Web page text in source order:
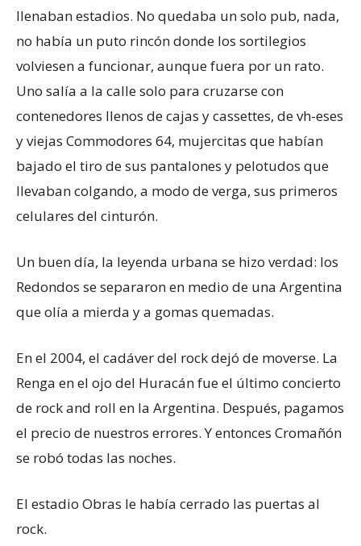
llenaban estadios. No quedaba un solo pub, nada,
no había un puto rincón donde los sortilegios
volviesen a funcionar, aunque fuera por un rato.
Uno salía a la calle solo para cruzarse con
contenedores llenos de cajas y cassettes, de vh-eses
y viejas Commodores 64, mujercitas que habían
bajado el tiro de sus pantalones y pelotudos que
llevaban colgando, a modo de verga, sus primeros
celulares del cinturón.
Un buen día, la leyenda urbana se hizo verdad: los
Redondos se separaron en medio de una Argentina
que olía a mierda y a gomas quemadas.
En el 2004, el cadáver del rock dejó de moverse. La
Renga en el ojo del Huracán fue el último concierto
de rock and roll en la Argentina. Después, pagamos
el precio de nuestros errores. Y entonces Cromañón
se robó todas las noches.
El estadio Obras le había cerrado las puertas al
rock.